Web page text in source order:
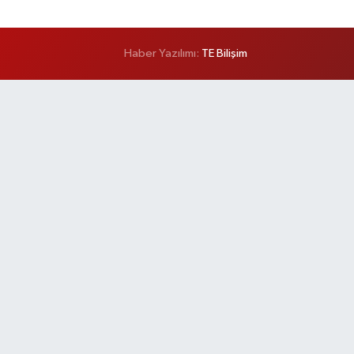
Haber Yazılımı: TE Bilişim